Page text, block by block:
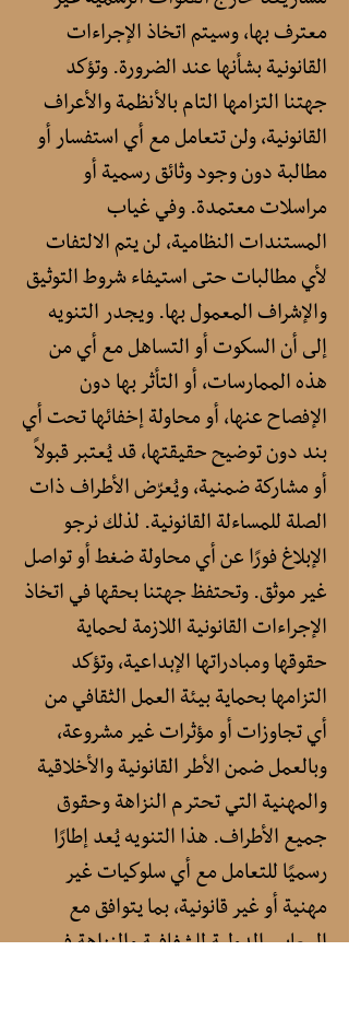
معترف بها، وسيتم اتخاذ الإجراءات
القانونية بشأنها عند الضرورة. وتؤكد
جهتنا التزامها التام بالأنظمة والأعراف
القانونية، ولن تتعامل مع أي استفسار أو
مطالبة دون وجود وثائق رسمية أو
مراسلات معتمدة. وفي غياب
المستندات النظامية، لن يتم الالتفات
لأي مطالبات حتى استيفاء شروط التوثيق
والإشراف المعمول بها. ويجدر التنويه
إلى أن السكوت أو التساهل مع أي من
هذه الممارسات، أو التأثر بها دون
الإفصاح عنها، أو محاولة إخفائها تحت أي
بند دون توضيح حقيقتها، قد يُعتبر قبولًا
أو مشاركة ضمنية، ويُعرّض الأطراف ذات
الصلة للمساءلة القانونية. لذلك نرجو
الإبلاغ فورًا عن أي محاولة ضغط أو تواصل
غير موثق. وتحتفظ جهتنا بحقها في اتخاذ
الإجراءات القانونية اللازمة لحماية
حقوقها ومبادراتها الإبداعية، وتؤكد
التزامها بحماية بيئة العمل الثقافي من
أي تجاوزات أو مؤثرات غير مشروعة،
وبالعمل ضمن الأطر القانونية والأخلاقية
والمهنية التي تحترم النزاهة وحقوق
جميع الأطراف. هذا التنويه يُعد إطارًا
رسميًا للتعامل مع أي سلوكيات غير
مهنية أو غير قانونية، بما يتوافق مع
المعايير الدولية للشفافية والنزاهة في